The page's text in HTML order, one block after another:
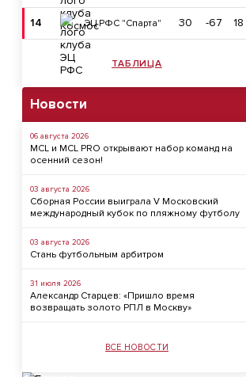
14 ЭЦ РФС "Спарта" 30 -67 18
ТАБЛИЦА
Новости
06 августа 2026
MCL и MCL PRO открывают набор команд на
осенний сезон!
03 августа 2026
Сборная России выиграла V Московский
международный кубок по пляжному футболу
03 августа 2026
Стань футбольным арбитром
31 июля 2026
Александр Старцев: «Пришло время
возвращать золото РПЛ в Москву»
ВСЕ НОВОСТИ